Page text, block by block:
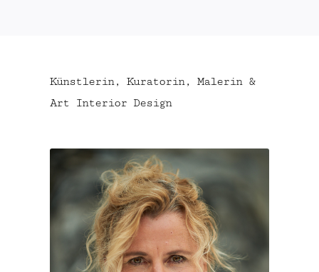
Künstlerin, Kuratorin, Malerin &
Art Interior Design